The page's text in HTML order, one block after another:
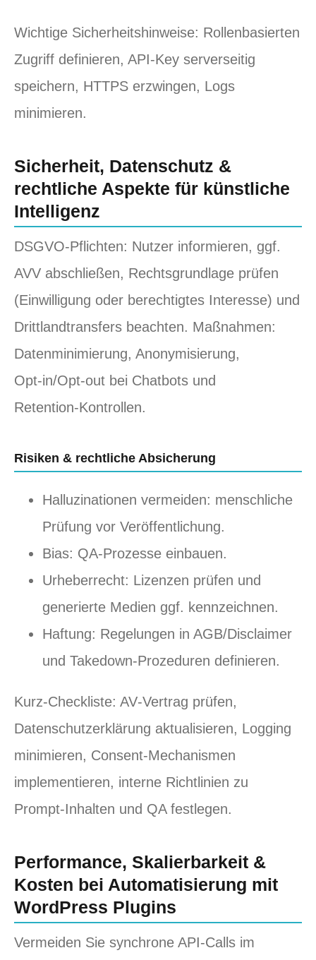
Wichtige Sicherheitshinweise: Rollenbasierten
Zugriff definieren, API‑Key serverseitig
speichern, HTTPS erzwingen, Logs
minimieren.
Sicherheit, Datenschutz &
rechtliche Aspekte für künstliche
Intelligenz
DSGVO‑Pflichten: Nutzer informieren, ggf.
AVV abschließen, Rechtsgrundlage prüfen
(Einwilligung oder berechtigtes Interesse) und
Drittlandtransfers beachten. Maßnahmen:
Datenminimierung, Anonymisierung,
Opt‑in/Opt‑out bei Chatbots und
Retention‑Kontrollen.
Risiken & rechtliche Absicherung
Halluzinationen vermeiden: menschliche
Prüfung vor Veröffentlichung.
Bias: QA‑Prozesse einbauen.
Urheberrecht: Lizenzen prüfen und
generierte Medien ggf. kennzeichnen.
Haftung: Regelungen in AGB/Disclaimer
und Takedown‑Prozeduren definieren.
Kurz‑Checkliste: AV‑Vertrag prüfen,
Datenschutzerklärung aktualisieren, Logging
minimieren, Consent‑Mechanismen
implementieren, interne Richtlinien zu
Prompt‑Inhalten und QA festlegen.
Performance, Skalierbarkeit &
Kosten bei Automatisierung mit
WordPress Plugins
Vermeiden Sie synchrone API‑Calls im